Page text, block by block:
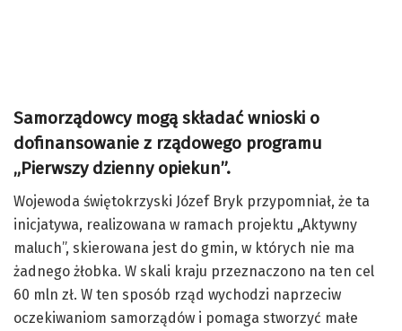
Samorządowcy mogą składać wnioski o
dofinansowanie z rządowego programu
„Pierwszy dzienny opiekun”.
Wojewoda świętokrzyski Józef Bryk przypomniał, że ta
inicjatywa, realizowana w ramach projektu „Aktywny
maluch”, skierowana jest do gmin, w których nie ma
żadnego żłobka. W skali kraju przeznaczono na ten cel
60 mln zł. W ten sposób rząd wychodzi naprzeciw
oczekiwaniom samorządów i pomaga stworzyć małe